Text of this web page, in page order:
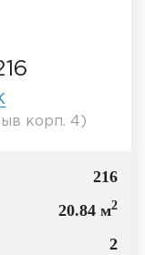
корп. 4)
216
20.84 м2
2